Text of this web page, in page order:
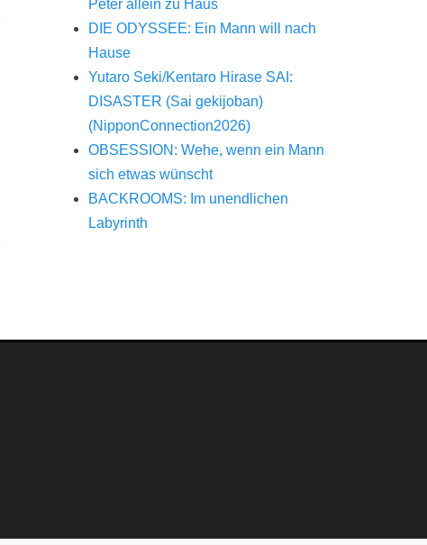
Peter allein zu Haus
DIE ODYSSEE: Ein Mann will nach
Hause
Yutaro Seki/Kentaro Hirase SAI:
DISASTER (Sai gekijoban)
(NipponConnection2026)
OBSESSION: Wehe, wenn ein Mann
sich etwas wünscht
BACKROOMS: Im unendlichen
Labyrinth